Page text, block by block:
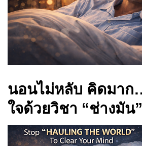
นอนไม่หลับ คิดมาก
ใจด้วยวิชา “ช่างมัน